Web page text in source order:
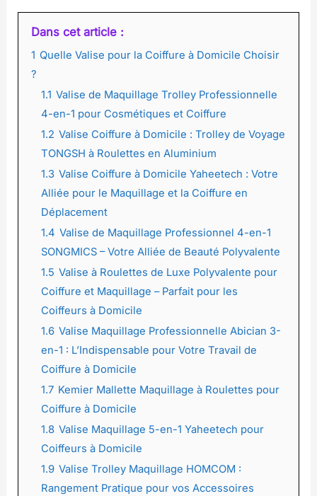
Dans cet article :
1 Quelle Valise pour la Coiffure à Domicile Choisir
?
1.1 Valise de Maquillage Trolley Professionnelle
4-en-1 pour Cosmétiques et Coiffure
1.2 Valise Coiffure à Domicile : Trolley de Voyage
TONGSH à Roulettes en Aluminium
1.3 Valise Coiffure à Domicile Yaheetech : Votre
Alliée pour le Maquillage et la Coiffure en
Déplacement
1.4 Valise de Maquillage Professionnel 4-en-1
SONGMICS – Votre Alliée de Beauté Polyvalente
1.5 Valise à Roulettes de Luxe Polyvalente pour
Coiffure et Maquillage – Parfait pour les
Coiffeurs à Domicile
1.6 Valise Maquillage Professionnelle Abician 3-
en-1 : L’Indispensable pour Votre Travail de
Coiffure à Domicile
1.7 Kemier Mallette Maquillage à Roulettes pour
Coiffure à Domicile
1.8 Valise Maquillage 5-en-1 Yaheetech pour
Coiffeurs à Domicile
1.9 Valise Trolley Maquillage HOMCOM :
Rangement Pratique pour vos Accessoires